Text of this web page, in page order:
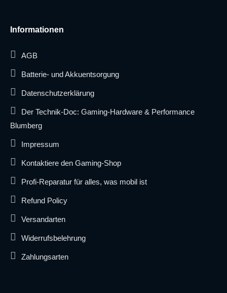
Informationen
AGB
Batterie- und Akkuentsorgung
Datenschutzerklärung
Der Technik-Doc: Gaming-Hardware & Performance
Blumberg
Impressum
Kontaktiere den Gaming-Shop
Profi-Reparatur für alles, was mobil ist
Refund Policy
Versandarten
Widerrufsbelehrung
Zahlungsarten